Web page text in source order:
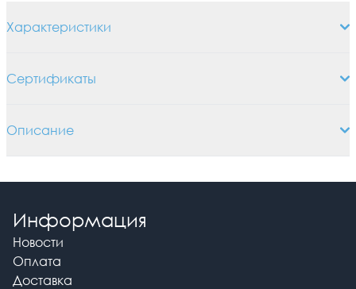
Характеристики
Сертификаты
Описание
Информация
Новости
Оплата
Доставка